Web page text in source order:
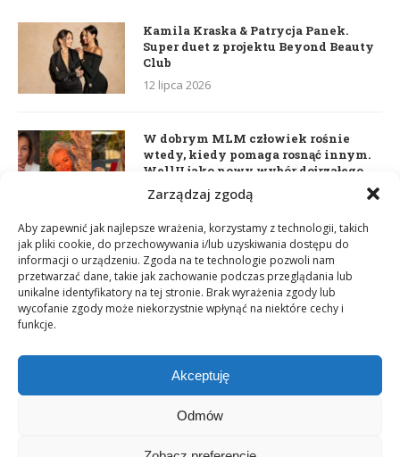
Zarządzaj zgodą
Aby zapewnić jak najlepsze wrażenia, korzystamy z technologii, takich
jak pliki cookie, do przechowywania i/lub uzyskiwania dostępu do
informacji o urządzeniu. Zgoda na te technologie pozwoli nam
przetwarzać dane, takie jak zachowanie podczas przeglądania lub
unikalne identyfikatory na tej stronie. Brak wyrażenia zgody lub
wycofanie zgody może niekorzystnie wpłynąć na niektóre cechy i
funkcje.
Akceptuję
Odmów
Kamila Kraska & Patrycja Panek.
Super duet z projektu Beyond Beauty
Club
12 lipca 2026
W dobrym MLM człowiek rośnie
wtedy, kiedy pomaga rosnąć innym.
WellU jako nowy wybór dojrzałego
lidera
Daria Dudzik. Kocham Cię
17 kwietnia 2026